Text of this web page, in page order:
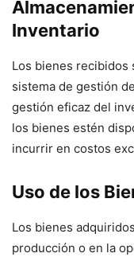
Inventario
Los bienes recibidos
sistema de gestión
gestión eficaz del
los bienes estén
incurrir en costos
Uso de los
Los bienes
producción o en la